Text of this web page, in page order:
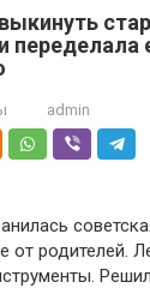
переделала
admin
от родителей.